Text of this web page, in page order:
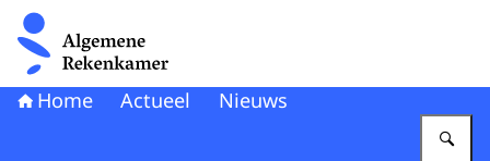
Naar de homepage van Algemene Rekenkamer
Home Actueel Nieuws